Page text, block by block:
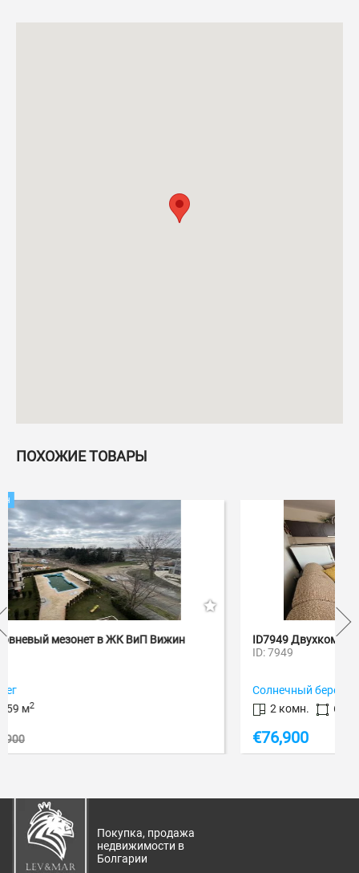
ПОХОЖИЕ ТОВАРЫ
ID7949 Двухкомнатная квартира в ЖК Nesseb...
Покупка, продажа
недвижимости в
Болгарии